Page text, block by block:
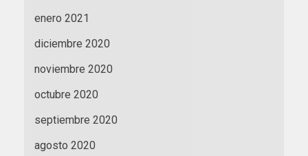
enero 2021
diciembre 2020
noviembre 2020
octubre 2020
septiembre 2020
agosto 2020